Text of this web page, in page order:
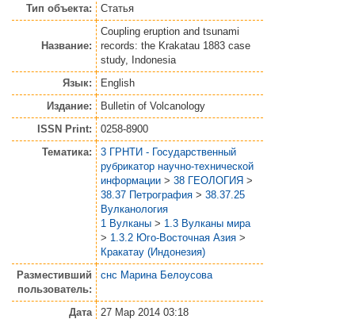
Тип объекта: Статья
Название:
Coupling eruption and tsunami
records: the Krakatau 1883 case
study, Indonesia
Язык:
English
Издание:
Bulletin of Volcanology
ISSN Print:
0258-8900
Тематика:
3 ГРНТИ - Государственный
рубрикатор научно-технической
информации > 38 ГЕОЛОГИЯ >
38.37 Петрография > 38.37.25
Вулканология
1 Вулканы > 1.3 Вулканы мира
> 1.3.2 Юго-Восточная Азия >
Кракатау (Индонезия)
Разместивший
пользователь:
снс Марина Белоусова
Дата
27 Мар 2014 03:18